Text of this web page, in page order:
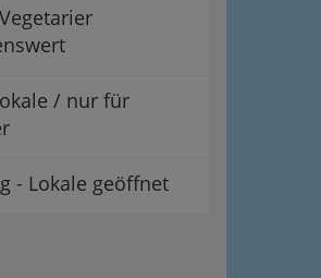
/ nur für
- Lokale geöffnet